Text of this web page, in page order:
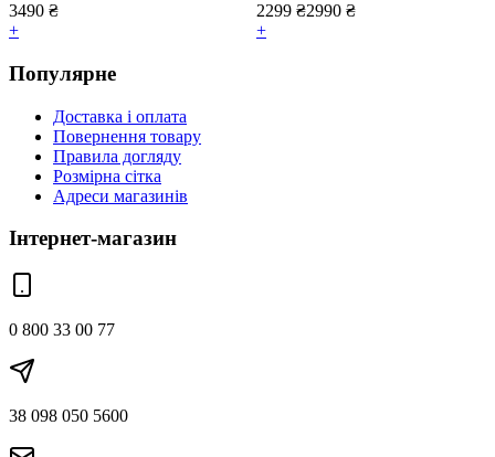
3490 ₴
+
2299 ₴2990 ₴
+
Популярне
Доставка і оплата
Повернення товару
Правила догляду
Розмірна сітка
Адреси магазинів
Інтернет-магазин
0 800 33 00 77
38 098 050 5600